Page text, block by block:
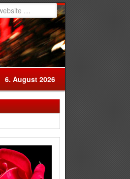
6. August 2026